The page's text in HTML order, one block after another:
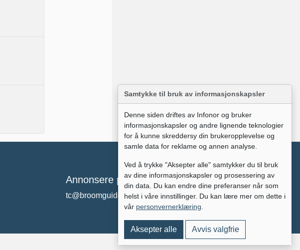
Annonsere på broomguiden?
tc@broomguiden.no
Samtykke til bruk av informasjonskapsler
Denne siden driftes av Infonor og bruker
informasjonskapsler og andre lignende teknologier
for å kunne skreddersy din brukeropplevelse og
samle data for reklame og annen analyse.
Ved å trykke "Aksepter alle" samtykker du til bruk
av dine informasjonskapsler og prosessering av
din data. Du kan endre dine preferanser når som
helst i våre innstillinger. Du kan lære mer om dette i
vår personvernerklæring
Aksepter alle Avvis valgfrie